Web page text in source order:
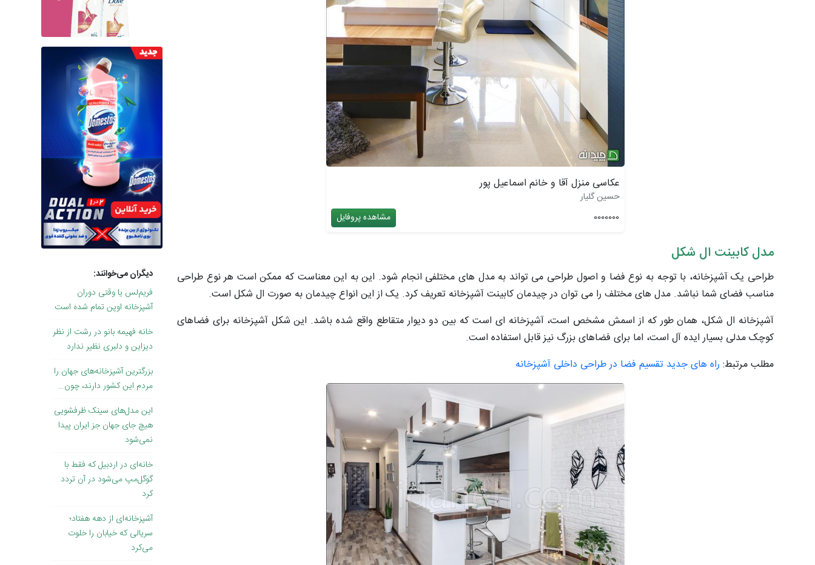
عکاسی منزل آقا و خانم اسماعیل پور
حسین گلیار
0000000
مشاهده پروفایل
مدل کابینت ال شکل
طراحی یک آشپزخانه، با توجه به نوع فضا و اصول طراحی می تواند به مدل های مختلفی انجام شود. این به این معناست که ممکن است هر نوع طراحی
مناسب فضای شما نباشد. مدل های مختلف را می توان در چیدمان کابینت آشپزخانه تعریف کرد. یک از این انواع چیدمان به صورت ال شکل است.
آشپزخانه ال شکل، همان طور که از اسمش مشخص است، آشپزخانه ای است که بین دو دیوار متقاطع واقع شده باشد. این شکل آشپزخانه برای فضاهای
کوچک مدلی بسیار ایده آل است، اما برای فضاهای بزرگ نیز قابل استفاده است.
مطلب مرتبط: راه های جدید تقسیم فضا در طراحی داخلی آشپزخانه
دیگران می‌خوانند:
فریم‌لس یا وقتی دوران
آشپزخانه اوپن تمام شده است
خانه فهیمه بانو در رشت از نظر
دیزاین و دلبری نظیر ندارد
بزرگترین آشپزخانه‌های جهان را
مردم این کشور دارند، چون…
این مدل‌های سینک ظرفشویی
هیچ جای جهان جز ایران پیدا
نمی‌شود
خانه‌ای در اردبیل که فقط با
گوگل‌مپ می‌شود در آن تردد
کرد
آشپزخانه‌ای از دهه هفتاد؛
سریالی که خیابان را خلوت
می‌کرد